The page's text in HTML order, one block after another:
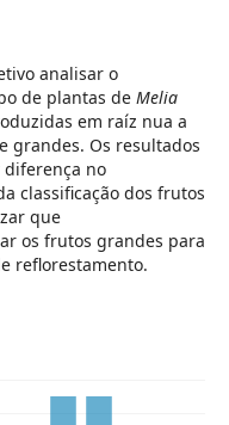
analisar o
de plantas de Melia
em raíz nua a
grandes. Os resultados
no
classificação dos frutos
que
os frutos grandes para
reflorestamento.